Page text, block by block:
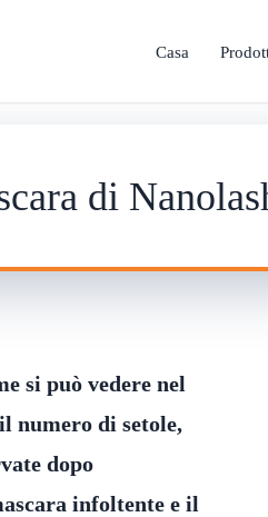
Casa
di
si può vedere nel
numero di setole,
dopo
infoltente e il